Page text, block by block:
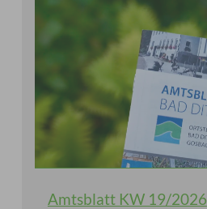
Amtsblatt KW 19/2026